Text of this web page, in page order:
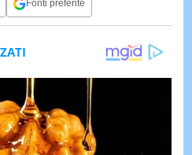
Fonti preferite